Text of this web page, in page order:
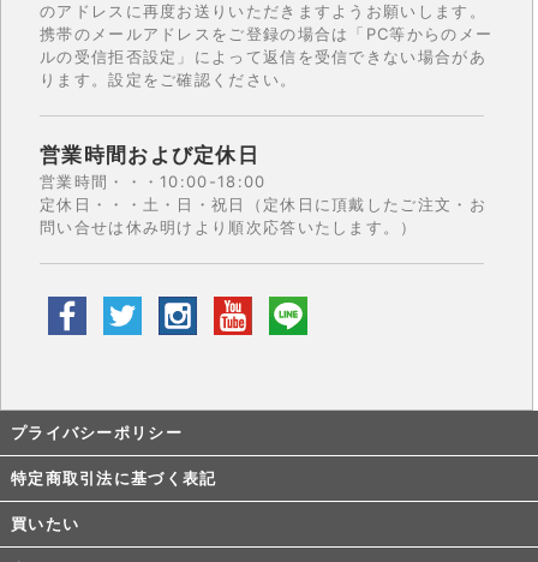
のアドレスに再度お送りいただきますようお願いします。
携帯のメールアドレスをご登録の場合は「PC等からのメー
ルの受信拒否設定」によって返信を受信できない場合があ
ります。設定をご確認ください。
営業時間および定休日
営業時間・・・10:00-18:00
定休日・・・土・日・祝日（定休日に頂戴したご注文・お
問い合せは休み明けより順次応答いたします。）
プライバシーポリシー
特定商取引法に基づく表記
買いたい